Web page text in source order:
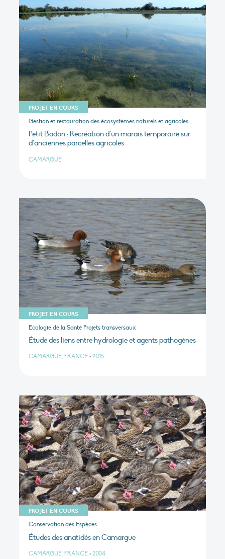
PROJET EN COURS
Gestion et restauration des écosystèmes naturels et agricoles
Petit Badon : Recréation d’un marais temporaire sur
d’anciennes parcelles agricoles
CAMARGUE
PROJET EN COURS
Ecologie de la Santé Projets transversaux
Étude des liens entre hydrologie et agents pathogènes
CAMARGUE, FRANCE • 2015
PROJET EN COURS
Conservation des Espèces
Études des anatidés en Camargue
CAMARGUE, FRANCE • 2004